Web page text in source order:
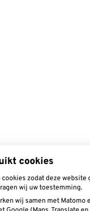
cookies
zodat deze website
wij uw toestemming.
wij samen met Matomo